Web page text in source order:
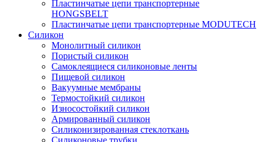
Пластинчатые цепи транспортерные
HONGSBELT
Пластинчатые цепи транспортерные MODUTECH
Силикон
Монолитный силикон
Пористый силикон
Самоклеящиеся силиконовые ленты
Пищевой силикон
Вакуумные мембраны
Термостойкий силикон
Износостойкий силикон
Армированный силикон
Силиконизированная стеклоткань
Силиконовые трубки